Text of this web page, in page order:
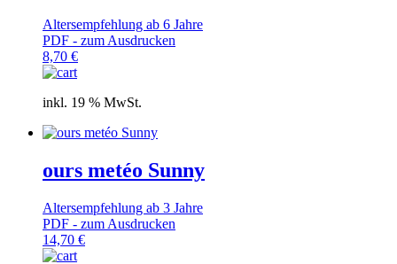
Altersempfehlung ab 6 Jahre
PDF - zum Ausdrucken
8,70 €
inkl. 19 % MwSt.
ours metéo Sunny
Altersempfehlung ab 3 Jahre
PDF - zum Ausdrucken
14,70 €